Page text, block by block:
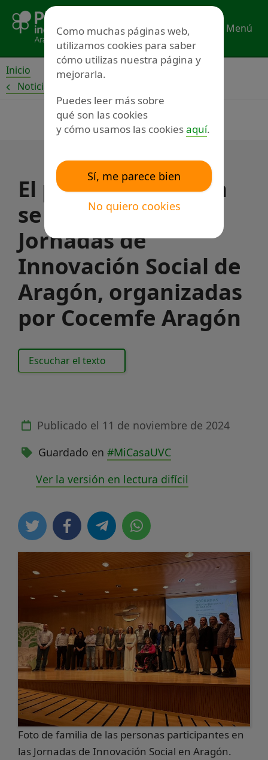
contenido
Menú
Inicio
Noticias
El proyecto Mi Casa
se presenta en las
Jornadas de
Innovación Social de
Aragón, organizadas
por Cocemfe Aragón
Escuchar el texto
Publicado el 11 de noviembre de 2024
Guardado en #MiCasaUVC
Ver la versión en lectura difícil
Foto de familia de las personas participantes en
las Jornadas de Innovación Social en Aragón.
Como muchas páginas web,
utilizamos cookies para saber
cómo utilizas nuestra página y
mejorarla.
Puedes leer más sobre
qué son las cookies
y cómo usamos las cookiesaquí.
Sí, me parece bien
No quiero cookies